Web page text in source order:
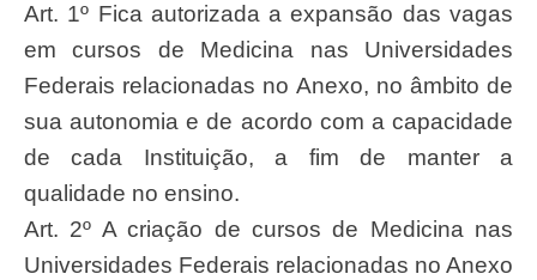
Art. 1º Fica autorizada a expansão das vagas
em cursos de Medicina nas Universidades
Federais relacionadas no Anexo, no âmbito de
sua autonomia e de acordo com a capacidade
de cada Instituição, a fim de manter a
qualidade no ensino.
Art. 2º A criação de cursos de Medicina nas
Universidades Federais relacionadas no Anexo